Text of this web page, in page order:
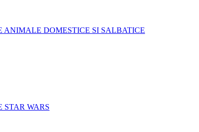
ANIMALE DOMESTICE SI SALBATICE
STAR WARS